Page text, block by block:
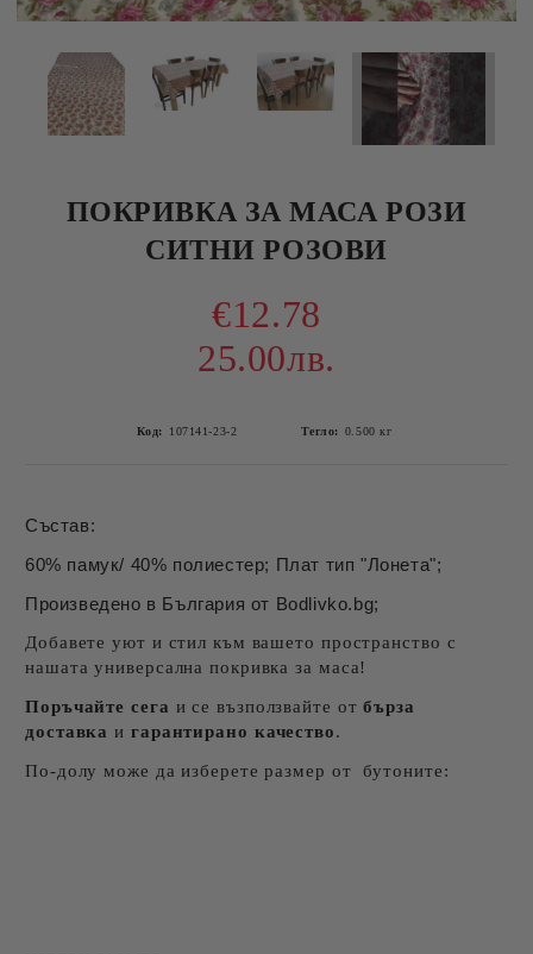
ПОКРИВКА ЗА МАСА РОЗИ
СИТНИ РОЗОВИ
€12.78
25.00лв.
Код: 107141-23-2 Тегло: 0.500 кг
Състав:
60% памук/ 40% полиестер; Плат тип "Лонета";
Произведено в България от Bodlivko.bg;
Добавете уют и стил към вашето пространство с
нашата универсална покривка за маса!
Поръчайте сега и се възползвайте отбърза
доставка и гарантирано качество.
По-долу може да изберете размер от бутоните: